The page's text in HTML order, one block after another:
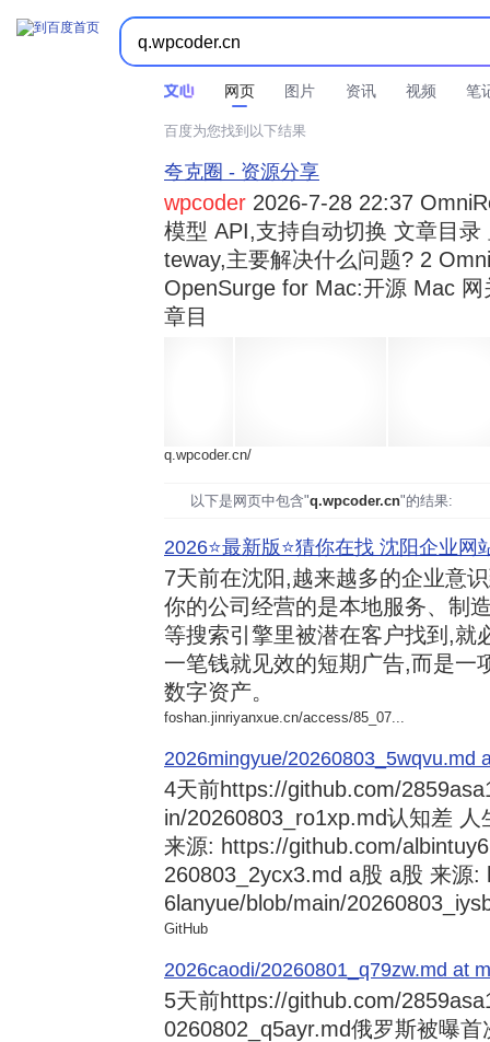
网页 图片 资讯 视频 笔
时间不限  所有网页和文件  站点内检索 
百度为您找到以下结果
夸克圈 - 资源分享
wpcoder 2026-7-28 22:37
模型 API,支持自动切换 文章目
teway,主要解决什么问题? 2
OpenSurge for Mac:开源 Mac
章目
q.wpcoder.cn/
以下是网页中包含"q.wpcoder.cn"的结果:
2026⭐️最新版⭐️猜你在找 沈阳企业网
7天前在沈阳,越来越多的企业意
你的公司经营的是本地服务、制
等搜索引擎里被潜在客户找到,就
一笔钱就见效的短期广告,而是一
数字资产。
foshan.jinriyanxue.cn/access/85_07...
2026mingyue/20260803_5wqvu.md
4天前https://github.com/
in/20260803_ro1xp.md认知差
来源: https://github.com/
260803_2ycx3.md a股 a股 来源
6lanyue/blob/main/
GitHub
2026caodi/20260801_q79zw.md at
5天前https://github.com/
0260802_q5ayr.md俄罗斯被曝